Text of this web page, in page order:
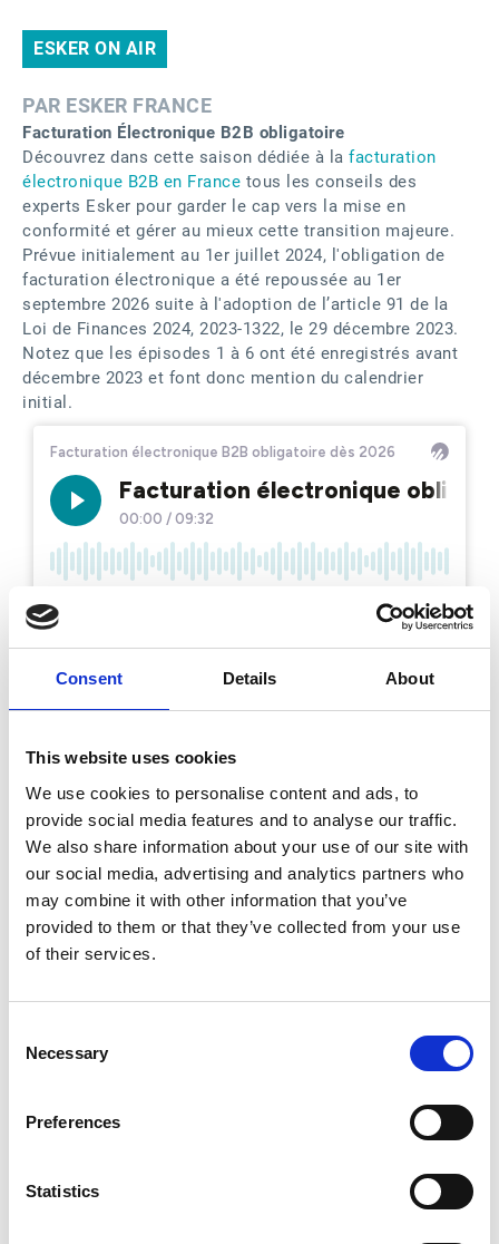
Consent Details About
This website uses cookies
We use cookies to personalise content and ads, to
provide social media features and to analyse our traffic.
We also share information about your use of our site with
our social media, advertising and analytics partners who
may combine it with other information that you’ve
provided to them or that they’ve collected from your use
of their services.
Selection
Necessary
Preferences
Statistics
ESKER ON AIR
PAR ESKER FRANCE
Facturation Électronique B2B obligatoire
Découvrez dans cette saison dédiée à la facturation
électronique B2B en France tous les conseils des
experts Esker pour garder le cap vers la mise en
conformité et gérer au mieux cette transition majeure.
Prévue initialement au 1er juillet 2024, l'obligation de
facturation électronique a été repoussée au 1er
septembre 2026 suite à l'adoption de l’article 91 de la
Loi de Finances 2024, 2023-1322, le 29 décembre 2023.
Notez que les épisodes 1 à 6 ont été enregistrés avant
décembre 2023 et font donc mention du calendrier
initial.
LES EXPERTS
Directrice Marketing et Communication -